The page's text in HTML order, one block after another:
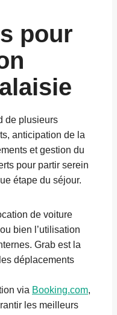
pour
de plusieurs
anticipation de la
et gestion du
pour partir serein
étape du séjour.
de voiture
bien l’utilisation
Grab est la
déplacements
via Booking.com,
les meilleurs